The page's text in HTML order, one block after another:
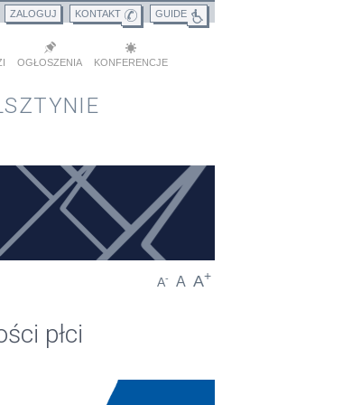
GUIDE
KONTAKT
ZALOGUJ
KONFERENCJE
OGŁOSZENIA
A- A A+
płci